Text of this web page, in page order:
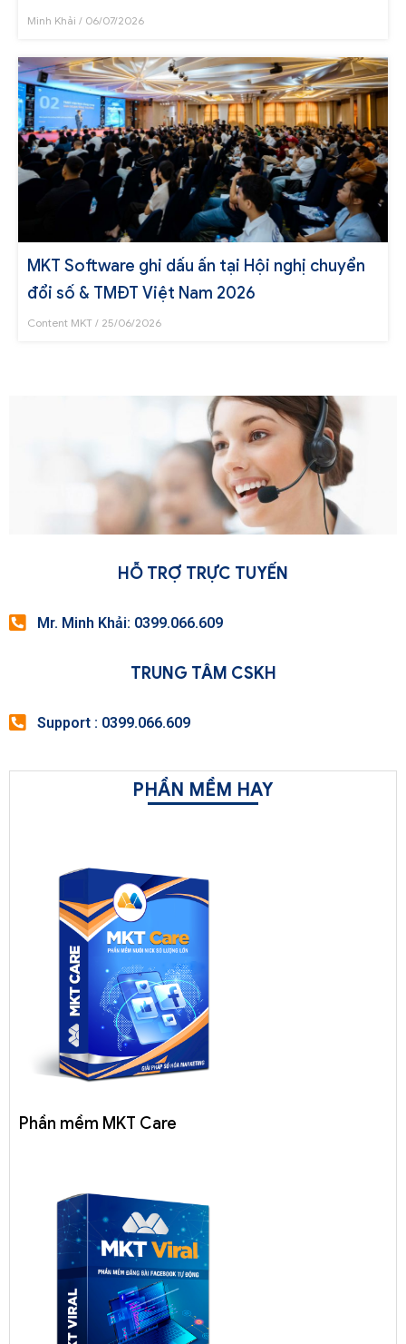
Minh Khải 06/07/2026
MKT Software ghi dấu ấn tại Hội nghị chuyển
đổi số & TMĐT Việt Nam 2026
Content MKT 25/06/2026
HỖ TRỢ TRỰC TUYẾN
Mr. Minh Khải: 0399.066.609
TRUNG TÂM CSKH
Support : 0399.066.609
PHẦN MỀM HAY
Phần mềm MKT Care